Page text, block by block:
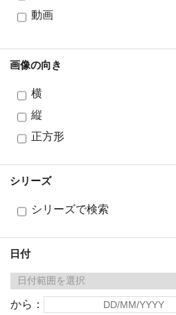
動画
画像の向き
横
縦
正方形
シリーズ
シリーズで検索
日付
から：